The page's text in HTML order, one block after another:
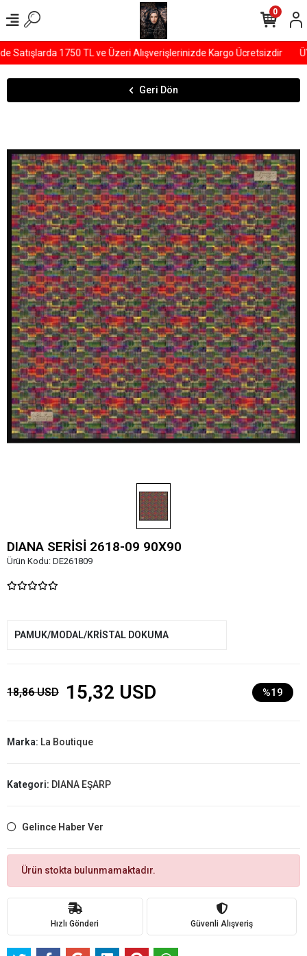
1750 TL ve Üzeri Alışverişlerinizde Kargo Ücretsizdir
0
Geri Dön
DIANA SERİSİ 2618-09 90X90
Ürün Kodu: DE261809
PAMUK/MODAL/KRİSTAL DOKUMA
18,86 USD 15,32 USD %19
Marka: La Boutique
Kategori: DIANA EŞARP
Gelince Haber Ver
Ürün stokta bulunmamaktadır.
Hızlı Gönderi Güvenli Alışveriş